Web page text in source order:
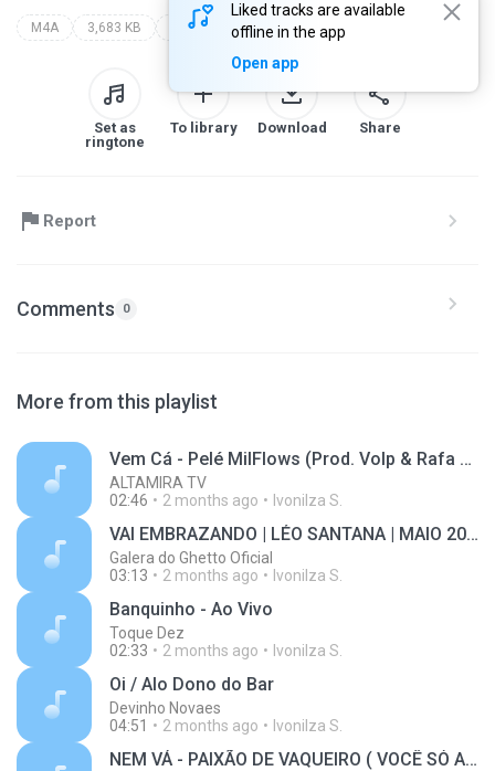
Liked tracks are available
offline in the app
Open app
M4A 3,683 KB arriba saia - topic
Set as
ringtone
To library Download Share
Report
Comments 0
More from this playlist
Vem Cá - Pelé MilFlows (Prod. Volp & Rafa Valle)
ALTAMIRA TV
02:46
2 months ago Ivonilza S.
VAI EMBRAZANDO | LÉO SANTANA | MAIO 2017 ( MÚSICA NOVA )
Galera do Ghetto Oficial
03:13
2 months ago Ivonilza S.
Banquinho - Ao Vivo
Toque Dez
02:33
2 months ago Ivonilza S.
Oi / Alo Dono do Bar
Devinho Novaes
04:51
2 months ago Ivonilza S.
NEM VÁ - PAIXÃO DE VAQUEIRO ( VOCÊ SÓ ARRUMOU A MALA